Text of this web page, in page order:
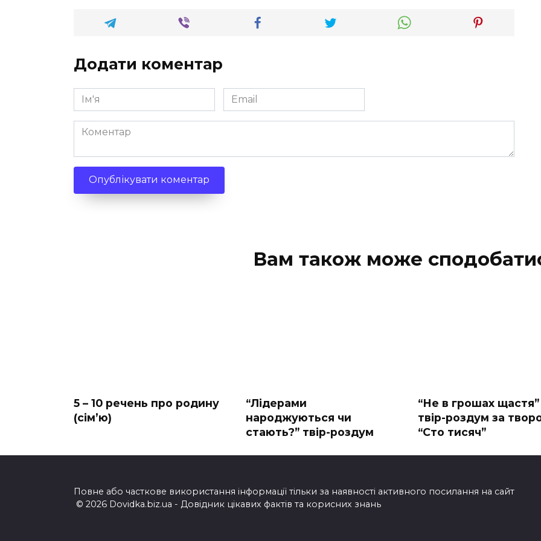
Додати коментар
Ім'я
*
Email
*
Коментар
Вам також може
5 – 10 речень про родину
(сімʼю)
“Лідерами
народжуються чи
стають?” твір-роздум
“Не в грошах щастя”
твір-роздум за
“Сто тисяч”
Повне або часткове використання інформації тільки за наявності активного посилання на сайт
© 2026 Dovidka.biz.ua - Довідник цікавих фактів та корисних знань